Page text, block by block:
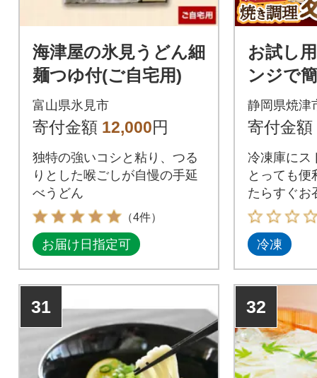
海津屋の氷見うどん細
麺つゆ付(ご自宅用)
富山県氷見市
寄付金額 12,000円
独特の強いコシと粘り、つる
りとした喉ごしが自慢の手延
べうどん
（4件）
お届け日指定可
お試し
ンジで
調理麺
08-015)
静岡県焼津
寄付金額
冷凍庫にス
とっても便
たらすぐお
ける麺中心
トです。お
庫品、麺切
く問題が無
に全部で10
す。入って
ございませ
の都度変更
冷凍
31 32